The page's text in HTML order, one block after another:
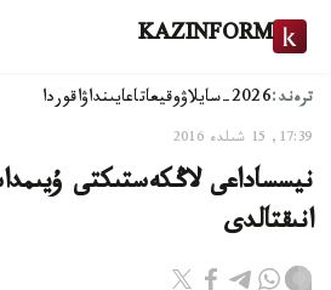
KAZINFORM
ترەند:2026-سايلاۋ وقيعاتاعايىنداۋاقوردا
17:39, 15 شىلدە 2016
نيسساداعى لاڭكەستىكتى
انىقتالدى